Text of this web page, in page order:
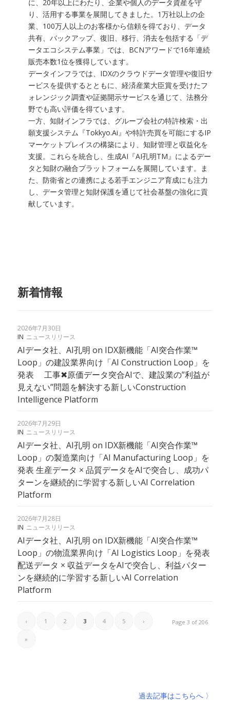
に、20年以上にわたり、企業や個人のデータ資産を守
り、活用する事業を展開してきました。1万社以上の企
業、100万人以上のお客様から信頼を得ており、データ
共有、バックアップ、復旧、移行、消去を包括する「デ
ータエコシステム事業」では、BCNアワードで16年連続
販売本数1位を獲得しています。
データインフラでは、IDXのクラウドデータ管理や復旧サ
ービスを提供するとともに、経済産業大臣賞を受けたフ
ォレンジック調査や証拠開示サービスを通じて、法務分
野でも高い評価を得ています。
一方、知財インフラでは、グループ会社の特許検索・出
願支援システム『Tokkyo.Ai』や特許売買を可能にするIP
マーケットプレイスの構築により、知財管理と収益化を
支援。これらを統合し、生成AI『AI孔明TM』によるデー
タと知財の融合プラットフォームを展開しています。ま
た、防衛省との連携による若手エンジニア育成にも注力
し、データ管理と知財保護を通じて社会基盤の強化に貢
献しています。
新着情報
2026年7月30日
IN ニュースリリース
AIデータ社、AI孔明 on IDX新機能「AI突合作業™︎
Loop」の建設業界向け「AI Construction Loop」を
発表 工事✖︎原価データ突合AIで、建設業の”利益が
見えない”問題を解決する新しいConstruction
Intelligence Platform
2026年7月29日
IN ニュースリリース
AIデータ社、AI孔明 on IDX新機能「AI突合作業™
Loop」の製造業向け「AI Manufacturing Loop」を
発表 生産データ × 品質データをAIで突合し、成功パ
ターンを継続的に学習する新しいAI Correlation
Platform
2026年7月28日
IN ニュースリリース
AIデータ社、AI孔明 on IDX新機能「AI突合作業™
Loop」の物流業界向け「AI Logistics Loop」を発表
配送データ × 収益データをAIで突合し、利益パター
ンを継続的に学習する新しいAI Correlation
Platform
Page 3 of 206
‹ 1 2 3 4 5 ›
»
過去記事はこちらへ 〉